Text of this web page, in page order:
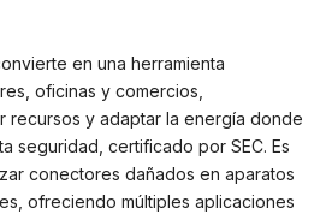
en una herramienta
oficinas y comercios,
recursos y adaptar la energía donde
seguridad, certificado por SEC. Es
conectores dañados en aparatos
ofreciendo múltiples aplicaciones